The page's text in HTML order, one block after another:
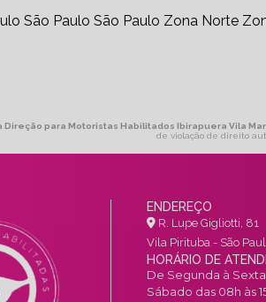
São Paulo São Paulo Zona Norte
Direção para Motoristas Habilitados Ibirapuera Vila
de violação de direito
ENDEREÇO
R. Lupe Gigliotti, 81
Vila Pirituba - São
HORÁRIO DE
De Segunda à Sexta
Sábado das 08h às